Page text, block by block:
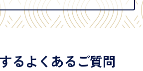
るよくあるご質問